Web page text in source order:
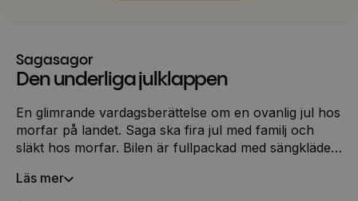
Sagasagor
Den underliga julklappen
En glimrande vardagsberättelse om en ovanlig jul hos
morfar på landet. Saga ska fira jul med familj och
släkt hos morfar. Bilen är fullpackad med sängkläder,
julafton. Vad är det till exempel för en konstig julklapp
Läs mer